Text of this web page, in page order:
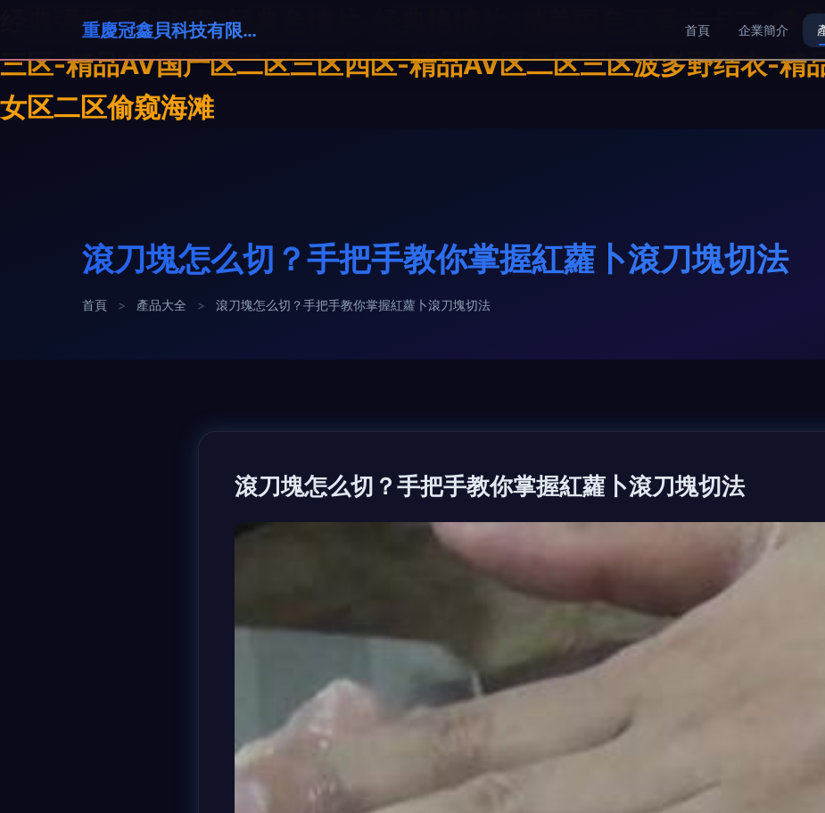
经典强奷系列人妻-经典色情片-经典艳情片-精美国色天香卡卡二-精
三区-精品AV国产区二区三区四区-精品AV区二区三区波多野结衣-精
女区二区偷窥海滩
重慶冠鑫貝科技有限公司 首頁 企業簡介
滾刀塊怎么切？手把手教你掌握紅蘿卜滾刀塊切法
首頁 > 產品大全 > 滾刀塊怎么切？手把手教你掌握紅蘿卜滾刀塊切法
滾刀塊怎么切？手把手教你掌握紅蘿卜滾刀塊切法